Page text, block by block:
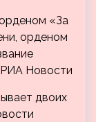
«За
орденом
Новости
двоих